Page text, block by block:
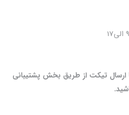
ارسال تیکت از طریق بخش پشتیبانی